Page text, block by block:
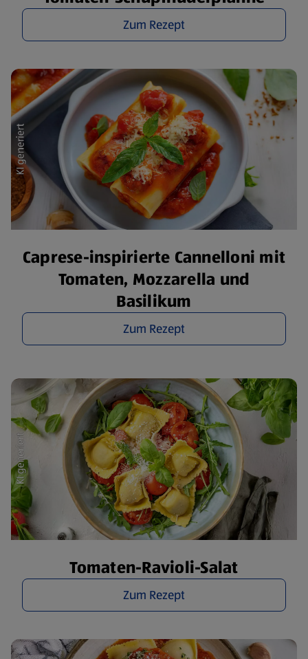
Zum Rezept
Caprese-inspirierte Cannelloni mit
Tomaten, Mozzarella und
Basilikum
Zum Rezept
Tomaten-Ravioli-Salat
Zum Rezept